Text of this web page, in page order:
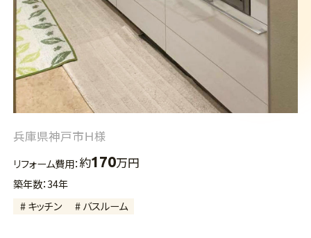
兵庫県神戸市Ｈ様
リフォーム費用：約170万円
築年数：34年
# キッチン
# バスルーム